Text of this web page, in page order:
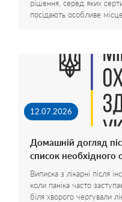
рішення, серед яких
посідають особливе
12.07.2026
Домашній догляд
список необхідного
Виписка з лікарні після
коли паніка часто
біля хворого чергували